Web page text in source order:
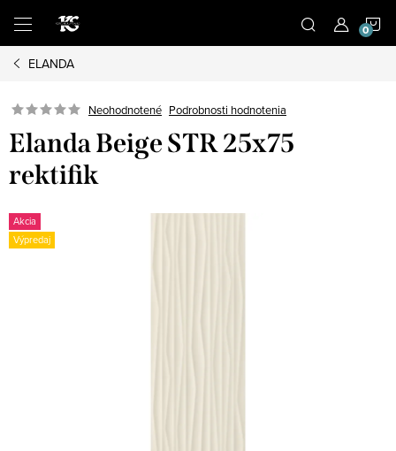
obsah
ELANDA
Neohodnotené Podrobnosti hodnotenia
Elanda Beige STR 25x75
rektifik
Akcia
Výpredaj